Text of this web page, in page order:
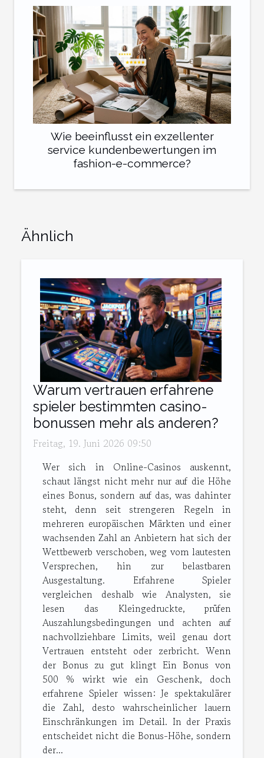
Wie beeinflusst ein exzellenter
service kundenbewertungen im
fashion-e-commerce?
Ähnlich
Warum vertrauen erfahrene
spieler bestimmten casino-
bonussen mehr als anderen?
Freitag, 19. Juni 2026 09:50
Wer sich in Online-Casinos auskennt,
schaut längst nicht mehr nur auf die Höhe
eines Bonus, sondern auf das, was dahinter
steht, denn seit strengeren Regeln in
mehreren europäischen Märkten und einer
wachsenden Zahl an Anbietern hat sich der
Wettbewerb verschoben, weg vom lautesten
Versprechen, hin zur belastbaren
Ausgestaltung. Erfahrene Spieler
vergleichen deshalb wie Analysten, sie
lesen das Kleingedruckte, prüfen
Auszahlungsbedingungen und achten auf
nachvollziehbare Limits, weil genau dort
Vertrauen entsteht oder zerbricht. Wenn
der Bonus zu gut klingt Ein Bonus von
500 % wirkt wie ein Geschenk, doch
erfahrene Spieler wissen: Je spektakulärer
die Zahl, desto wahrscheinlicher lauern
Einschränkungen im Detail. In der Praxis
entscheidet nicht die Bonus-Höhe, sondern
der...